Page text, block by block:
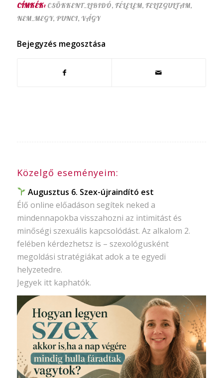
CÍMKÉK: CSÖKKENT_LIBIDÓ, FÉLELEM, FELIZGULTAM,
NEM_MEGY, PUNCI, VÁGY
Bejegyzés megosztása
Közelgő eseményeim:
Augusztus 6. Szex-újraindító est
Élő online előadáson segítek neked a
mindennapokba visszahozni az intimitást és
minőségi szexuális kapcsolódást. Az alkalom 2.
felében kérdezhetsz is – szexológusként
megoldási stratégiákat adok a te egyedi
helyzetedre.
Jegyek itt kaphatók.